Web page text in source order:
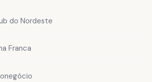
do Nordeste
Franca